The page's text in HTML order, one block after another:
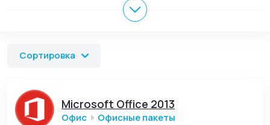
пакеты, похожие на LibreCAD для ПК и телефона.
Сравнивайте функции, характеристики и выбирайте
Сортировка
Microsoft Office 2013
Офис Офисные пакеты